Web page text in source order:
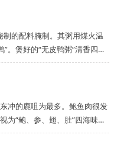
感觉蛮有趣，而荷叶笼仔...
的配料腌制。其粥用煤火温
。煲好的“无皮鸭粥”清香四溢,
神清气爽,不忍释箸。周边地
的众多顾客无不以吃...
冲的鹿咀为最多。鲍鱼肉很发
为“鲍、参、翅、肚”四海味珍
地之一。鲍鱼肉质滑爽脆嫩，
到南澳"美誉的南澳镇，...